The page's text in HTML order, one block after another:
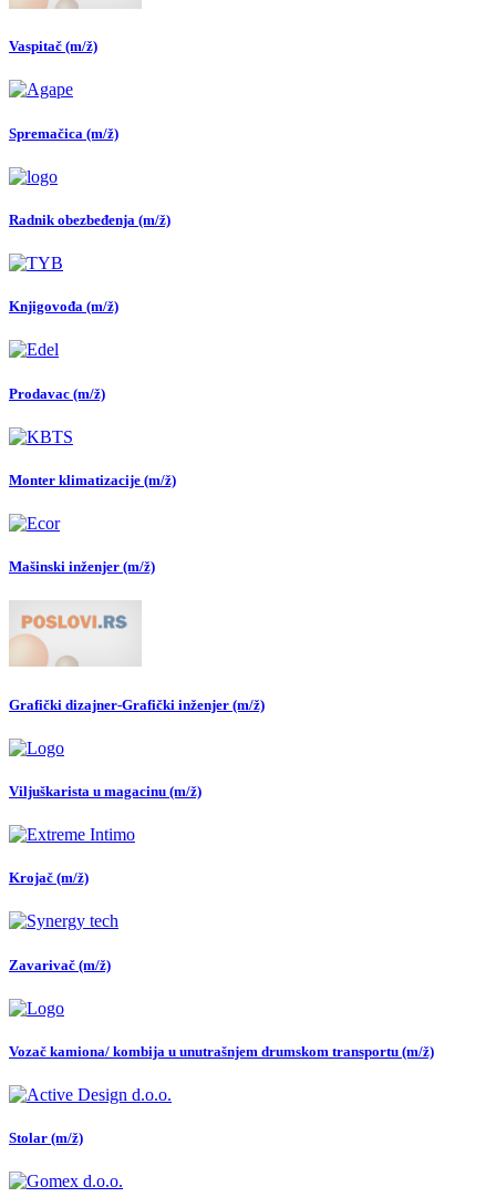
Vaspitač (m/ž)
Spremačica (m/ž)
Radnik obezbeđenja (m/ž)
Knjigovođa (m/ž)
Prodavac (m/ž)
Monter klimatizacije (m/ž)
Mašinski inženjer (m/ž)
Grafički dizajner-Grafički inženjer (m/ž)
Viljuškarista u magacinu (m/ž)
Krojač (m/ž)
Zavarivač (m/ž)
Vozač kamiona/ kombija u unutrašnjem drumskom transportu (m/ž)
Stolar (m/ž)